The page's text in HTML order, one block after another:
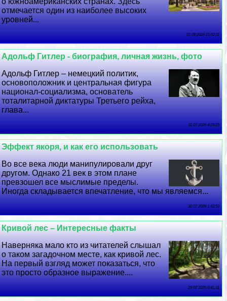
отмечается один из наиболее высоких
уровней...
01 08 2026 21:52:11
Адольф Гитлер - биография, личная жизнь, фото
Адольф Гитлер – немецкий политик,
основоположник и центральная фигура
национал-социализма, основатель
тоталитарной диктатуры Третьего рейха,
глава...
31 07 2026 4:29:25
Эффект якоря, и как его использовать
Во все века люди манипулировали друг
другом. Однако 21 век в этом плане
превзошел все мыслимые пределы.
Иногда складывается впечатление, что мы являемся...
30 07 2026 1:43:53
Кривой лес – Интересные факты
Наверняка мало кто из читателей слышал
о таком загадочном месте, как кривой лес.
На первый взгляд может показаться, что
это просто образное выражение....
29 07 2026 0:41:31